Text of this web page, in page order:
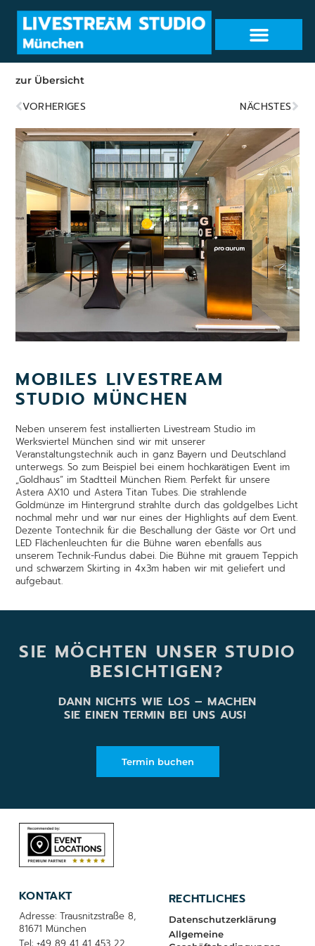
zur Übersicht
VORHERIGES NÄCHSTES
MOBILES LIVESTREAM
STUDIO MÜNCHEN
Neben unserem fest installierten Livestream Studio im
Werksviertel München sind wir mit unserer
Veranstaltungstechnik auch in ganz Bayern und Deutschland
unterwegs. So zum Beispiel bei einem hochkarätigen Event im
„Goldhaus“ im Stadtteil München Riem. Perfekt für unsere
Astera AX10 und Astera Titan Tubes. Die strahlende
Goldmünze im Hintergrund strahlte durch das goldgelbes Licht
nochmal mehr und war nur eines der Highlights auf dem Event.
Dezente Tontechnik für die Beschallung der Gäste vor Ort und
LED Flächenleuchten für die Bühne waren ebenfalls aus
unserem Technik-Fundus dabei. Die Bühne mit grauem Teppich
und schwarzem Skirting in 4x3m haben wir mit geliefert und
aufgebaut.
SIE MÖCHTEN UNSER STUDIO
BESICHTIGEN?
DANN NICHTS WIE LOS – MACHEN
SIE EINEN TERMIN BEI UNS AUS!
Termin buchen
KONTAKT
Adresse: Trausnitzstraße 8,
81671 München
RECHTLICHES
Datenschutzerklärung
Allgemeine